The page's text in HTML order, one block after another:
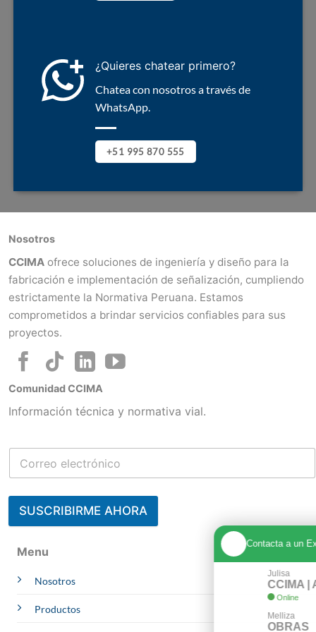
¿Quieres chatear primero?
Chatea con nosotros a través de
WhatsApp.
+51 995 870 555
Nosotros
CCIMA ofrece soluciones de ingeniería y diseño para la
fabricación e implementación de señalización, cumpliendo
estrictamente la Normativa Peruana. Estamos
comprometidos a brindar servicios confiables para sus
proyectos.
Menu
Nosotros
Productos
Comunidad CCIMA
Información técnica y normativa vial.
SUSCRIBIRME AHORA
Contacta a un Experto
CCIMA | AREQUIPA
Whatsapp